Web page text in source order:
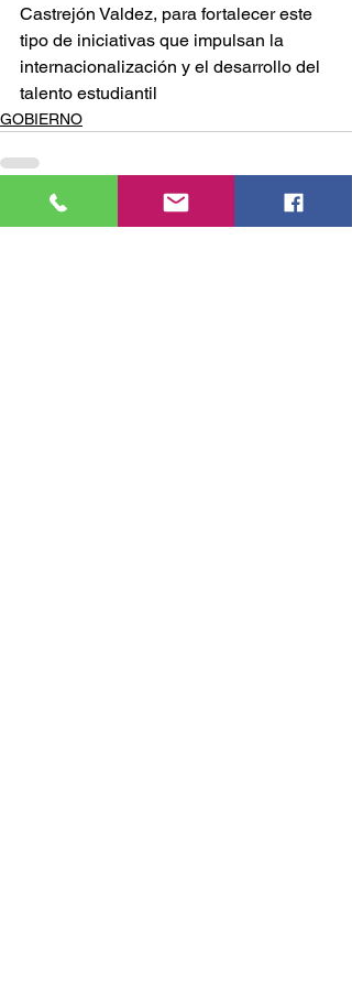
Castrejón Valdez, para fortalecer este
tipo de iniciativas que impulsan la
internacionalización y el desarrollo del
talento estudiantil
GOBIERNO